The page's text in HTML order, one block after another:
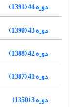
دوره 44 (1391)
دوره 43 (1390)
دوره 42 (1388)
دوره 41 (1387)
دوره 3 (1350)